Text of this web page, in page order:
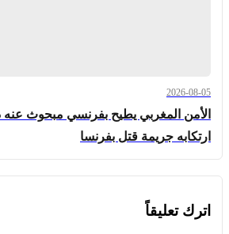
2026-08-05
الأمن المغربي يطيح بفرنسي مبحوث عنه
ارتكابه جريمة قتل بفرنسا
اترك تعليقاً